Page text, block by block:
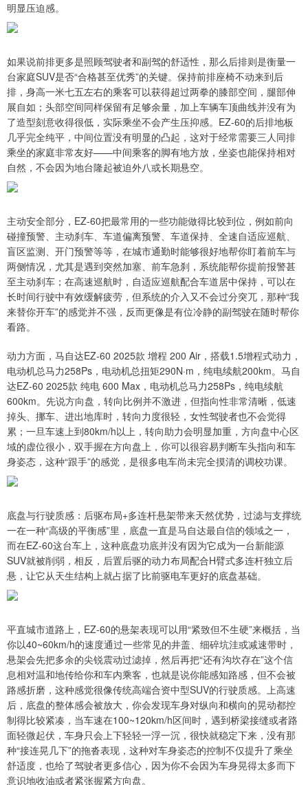
明显压迫感。
如果说前排更多是照顾驾驶者和副驾的舒适性，那么后排则是衡量一
台家庭SUV是否“合格甚至优秀”的关键。保持前排座椅不动来到后
排，身高一米七五左右的乘客可以获得超过两拳的膝部空间，腿部伸
展自如；头部空间同样保留有足够余量，加上车辆车顶曲线并没有为
了造型刻意收得很低，实际乘坐不会产生压抑感。EZ-60的后排地板
几乎完全纯平，中间位置没有明显的凸起，这对于经常需要三人同排
乘坐的家庭非常友好——中间乘客的脚有地方放，坐姿也能保持相对
自然，不会因为地台隆起被迫外八或长期悬空。
主动安全部分，EZ-60把最常用的一些功能做得比较到位，例如前向
碰撞预警、主动刹车、车道偏离预警、车道保持、全速自适应巡航、
盲区监测、开门预警等等，在城市通勤时能够很好地帮你盯着前车与
两侧情况，尤其是遇到突然加塞、前车急刹，系统能帮你提前报警甚
至主动刹车；在高速巡航时，自适应巡航配合车道居中保持，可以在
长时间行驶中有效缓解疲劳，但系统的介入又不会过分突兀，那种“我
来替你开车”的感觉并不强，反而更像是有位冷静的副驾驶在随时帮你
看路。
动力方面，马自达EZ-60 2025款 增程 200 Air，搭载1.5增程式动力，
电动机总马力258Ps，电动机总扭矩290N·m，纯电续航200km。马自
达EZ-60 2025款 纯电 600 Max，电动机总马力258Ps，纯电续航
600km。先说方向盘，转向比例并不激进，但指向性非常清晰，低速
掉头、挪车、进出地库时，转向力度很轻，女性驾驶者也不会觉得
累；一旦车速上到80km/h以上，转向助力会明显加重，方向盘中心区
域的虚位很小，双手握在方向盘上，你可以很容易判断车头指向和车
身姿态，这种“跟手”的感觉，是很多电车尚未完全摸清的调校功课。
底盘与行驶质感：后驱布局+多连杆悬架带来天然优势，过滤与支撑统
一在一种“高级的平衡感”里，底盘一直是马自达最自信的领域之一，
而在EZ-60这台车上，这种底盘功底并没有因为它成为一台新能源
SUV就被削弱，相反，后置后驱的动力布局配合H臂式多连杆独立后
悬，让它从天生结构上就占据了比前驱电车更好的底盘基础。
平直城市道路上，EZ-60的悬架表现可以用“紧致但不生硬”来概括，当
你以40~60km/h的速度通过一些常见的井盖、细碎坑洼或减速带时，
悬架会先把多余的尖锐震动过滤掉，然后再把“还有沟坎存在”这个信
息相对温和地传给你和车内乘客，也就是说你能感知路感，但不会被
路感折磨，这种感觉很像传统高端合资中型SUV的行驶质感。上高速
后，底盘的整体感会被放大，你会发现车身对纵向和横向的晃动都控
制得比较紧凑，当车速在100~120km/h区间时，遇到桥梁接缝或者路
面轻微起伏，车身只会上下轻轻一浮一沉，很快就稳定下来，没有那
种“接连晃几下”的拖沓表现，这种对车身姿态的控制不仅提升了乘坐
舒适度，也给了驾驶者更多信心，因为你不会因为车身晃得太多而下
意识地收油或者紧张握紧方向盘。